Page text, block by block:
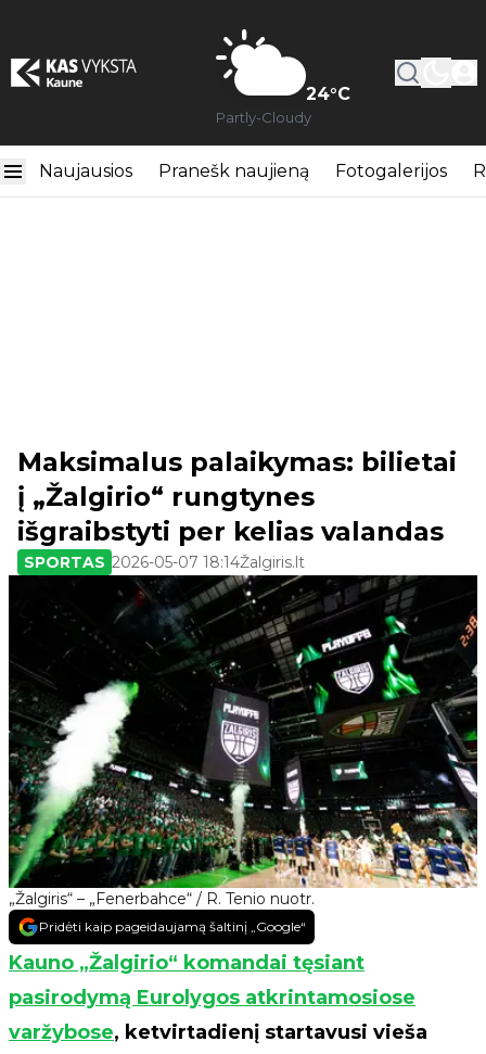
24°C
Partly-Cloudy
Naujausios Pranešk naujieną Fotogalerijos
„Žalgiris“ – „Fenerbahce“ / R. Tenio nuotr.
Maksimalus palaikymas: bilietai
į „Žalgirio“ rungtynes
išgraibstyti per kelias valandas
SPORTAS 2026-05-07 18:14Žalgiris.lt
Pridėti kaip pageidaujamą šaltinį „Google“
Kauno „Žalgirio“ komandai tęsiant
pasirodymą Eurolygos atkrintamosiose
varžybose, ketvirtadienį startavusi vieša